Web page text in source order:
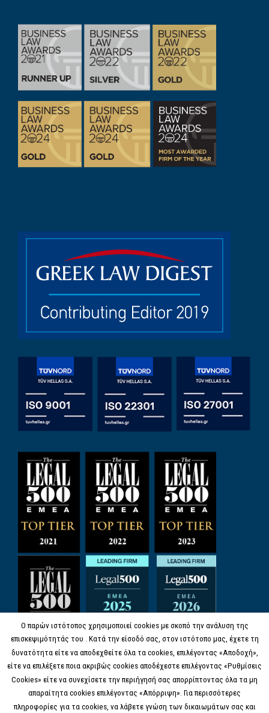
Ο παρών ιστότοπος χρησιμοποιεί cookies με σκοπό την ανάλυση της
επισκεψιμότητάς του . Κατά την είσοδό σας, στον ιστότοπο μας, έχετε τη
δυνατότητα είτε να αποδεχθείτε όλα τα cookies, επιλέγοντας «Αποδοχή»,
είτε να επιλέξετε ποια ακριβώς cookies αποδέχεστε επιλέγοντας «Ρυθμίσεις
Cookies» είτε να συνεχίσετε την περιήγησή σας απορρίπτοντας όλα τα μη
απαραίτητα cookies επιλέγοντας «Απόρριψη». Για περισσότερες
πληροφορίες για τα cookies, να λάβετε γνώση των δικαιωμάτων σας και